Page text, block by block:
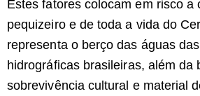
Estes fatores colocam em risco a
pequizeiro e de toda a vida do
representa o berço das águas
hidrográficas brasileiras, além da
sobrevivência cultural e material